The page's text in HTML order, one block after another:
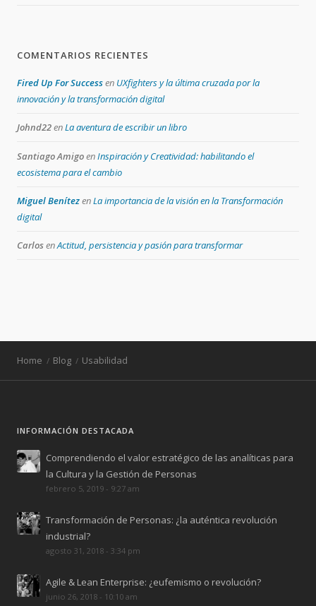
COMENTARIOS RECIENTES
Fired Up For Successen UXfighters y la última cruzada por la
innovación y la transformación digital
Johnd22enLa aventura de escribir un libro
Santiago AmigoenInspiración y Creatividad: habilitando el
ecosistema para el cambio
Miguel BenítezenLa importancia de la visión en la Transformación
digital
CarlosenActitud, persistencia y pasión para transformar
Home Blog Usabilidad
INFORMACIÓN DESTACADA
Comprendiendo el valor estratégico de las analíticas para
la Cultura y la Gestión de Personas
febrero 5, 2019 - 9:27 am
Transformación de Personas: ¿la auténtica revolución
industrial?
agosto 31, 2018 - 3:34 pm
Agile & Lean Enterprise: ¿eufemismo o revolución?
junio 26, 2018 - 10:10 am